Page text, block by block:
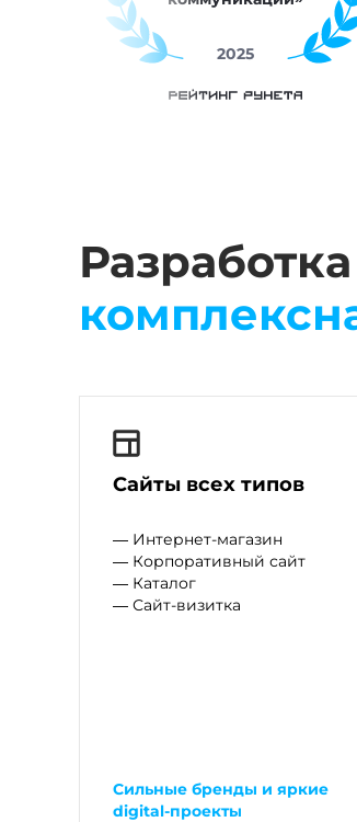
Сайты всех типов
— Интернет-магазин
— Корпоративный сайт
— Каталог
— Сайт-визитка
Сильные бренды и яркие
digital-проекты